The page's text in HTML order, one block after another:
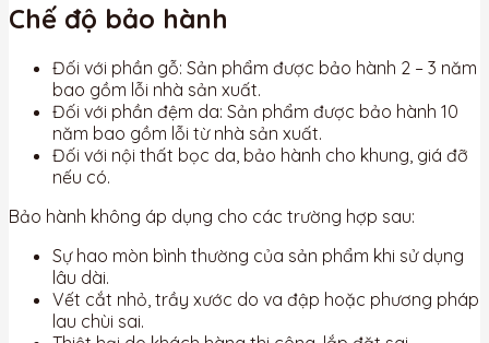
Chế độ bảo hành
Đối với phần gỗ: Sản phẩm được bảo hành 2 – 3 năm
bao gồm lỗi nhà sản xuất.
Đối với phần đệm da: Sản phẩm được bảo hành 10
năm bao gồm lỗi từ nhà sản xuất.
Đối với nội thất bọc da, bảo hành cho khung, giá đỡ
nếu có.
Bảo hành không áp dụng cho các trường hợp sau:
Sự hao mòn bình thường của sản phẩm khi sử dụng
lâu dài.
Vết cắt nhỏ, trầy xước do va đập hoặc phương pháp
lau chùi sai.